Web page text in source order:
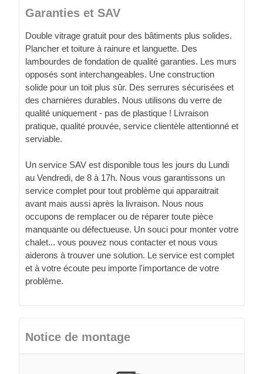
Garanties et SAV
Double vitrage gratuit pour des bâtiments plus solides.
Plancher et toiture à rainure et languette. Des
lambourdes de fondation de qualité garanties. Les murs
opposés sont interchangeables. Une construction
solide pour un toit plus sûr. Des serrures sécurisées et
des charnières durables. Nous utilisons du verre de
qualité uniquement - pas de plastique ! Livraison
pratique, qualité prouvée, service clientèle attentionné et
serviable.
Un service SAV est disponible tous les jours du Lundi
au Vendredi, de 8 à 17h. Nous vous garantissons un
service complet pour tout problème qui apparaitrait
avant mais aussi après la livraison. Nous nous
occupons de remplacer ou de réparer toute pièce
manquante ou défectueuse. Un souci pour monter votre
chalet... vous pouvez nous contacter et nous vous
aiderons à trouver une solution. Le service est complet
et à votre écoute peu importe l'importance de votre
problème.
Notice de montage